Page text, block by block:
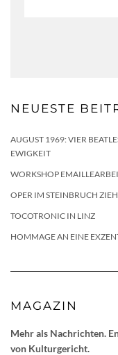
NEUESTE
AUGUST 1969: VIER
EWIGKEIT
WORKSHOP
OPER IM STEINBRUCH
TOCOTRONIC IN LINZ
HOMMAGE AN EINE
MAGAZIN
Mehr als Nachrichten.
von Kulturgericht.